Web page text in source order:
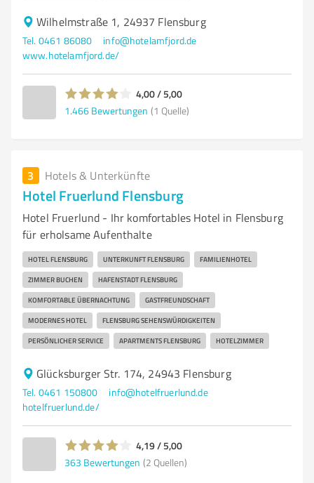
Wilhelmstraße 1, 24937 Flensburg
Tel. 0461 86080
info@hotelamfjord.de
www.hotelamfjord.de/
4,00 / 5,00
1.466 Bewertungen (1 Quelle)
3 Hotels & Unterkünfte
Hotel Fruerlund Flensburg
Hotel Fruerlund - Ihr komfortables Hotel in Flensburg
für erholsame Aufenthalte
HOTEL FLENSBURG UNTERKUNFT FLENSBURG FAMILIENHOTEL
ZIMMER BUCHEN HAFENSTADT FLENSBURG
KOMFORTABLE ÜBERNACHTUNG GASTFREUNDSCHAFT
MODERNES HOTEL FLENSBURG SEHENSWÜRDIGKEITEN
PERSÖNLICHER SERVICE APARTMENTS FLENSBURG HOTELZIMMER
Glücksburger Str. 174, 24943 Flensburg
Tel. 0461 150800
info@hotelfruerlund.de
hotelfruerlund.de/
4,19 / 5,00
363 Bewertungen (2 Quellen)